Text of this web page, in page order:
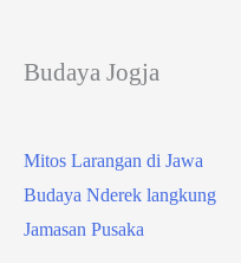
Budaya Jogja
Mitos Larangan di Jawa
Budaya Nderek langkung
Jamasan Pusaka